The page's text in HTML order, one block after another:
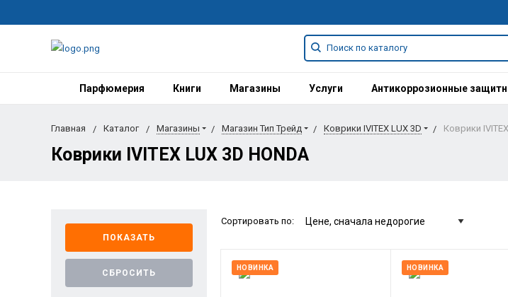
Парфюмерия Книги Магазины Услуги Антикоррозионные
Главная Каталог Магазины Магазин Тип Трейд Коврики IVITEX LUX 3D Коврики
Коврики IVITEX LUX 3D HONDA
Сортировать по:
НОВИНКА НОВИНКА